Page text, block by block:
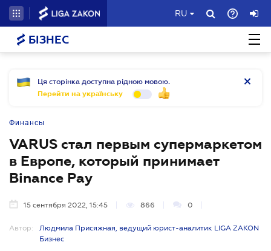
RU
БІЗНЕС
Ця сторінка доступна рідною мовою.
Перейти на українську
Финансы
VARUS стал первым супермаркетом
в Европе, который принимает
Binance Pay
15 сентября 2022, 15:45 866 0
Автор:
Людмила Присяжная, ведущий юрист-аналитик LIGA ZAKON
Бизнес